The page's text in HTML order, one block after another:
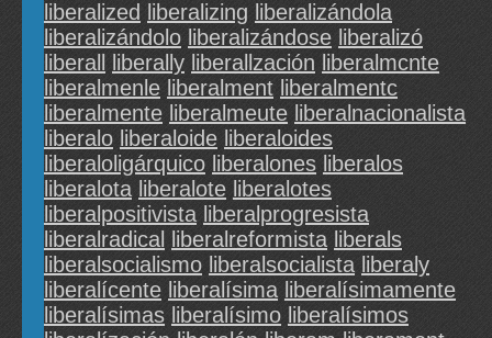
liberalized
liberalizing liberalizándola
liberalizándolo liberalizándose liberalizó
liberall
liberally liberallzación liberalmcnte
liberalmenle liberalment liberalmentc
liberalmente liberalmeute liberalnacionalista
liberalo liberaloide liberaloides
liberaloligárquico liberalones liberalos
liberalota liberalote liberalotes
liberalpositivista liberalprogresista
liberalradical
liberalreformista liberals
liberalsocialismo liberalsocialista liberaly
liberalícente liberalísima liberalísimamente
liberalísimas liberalísimo liberalísimos